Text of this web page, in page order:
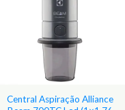
Central Aspiração Alliance